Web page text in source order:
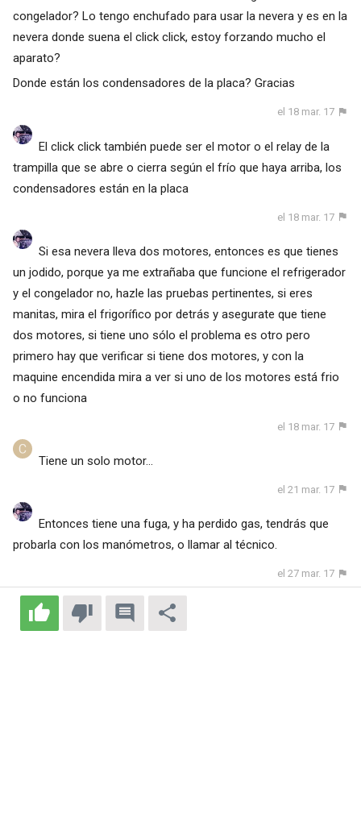
congelador? Lo tengo enchufado para usar la nevera y es en la
nevera donde suena el click click, estoy forzando mucho el
aparato?
Donde están los condensadores de la placa? Gracias
el 18 mar. 17
El click click también puede ser el motor o el relay de la
trampilla que se abre o cierra según el frío que haya arriba, los
condensadores están en la placa
el 18 mar. 17
Si esa nevera lleva dos motores, entonces es que tienes
un jodido, porque ya me extrañaba que funcione el refrigerador
y el congelador no, hazle las pruebas pertinentes, si eres
manitas, mira el frigorífico por detrás y asegurate que tiene
dos motores, si tiene uno sólo el problema es otro pero
primero hay que verificar si tiene dos motores, y con la
maquine encendida mira a ver si uno de los motores está frio
o no funciona
el 18 mar. 17
Tiene un solo motor...
el 21 mar. 17
Entonces tiene una fuga, y ha perdido gas, tendrás que
probarla con los manómetros, o llamar al técnico.
el 27 mar. 17